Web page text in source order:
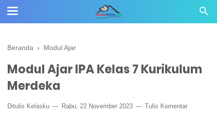
Beranda › Modul Ajar
Modul Ajar IPA Kelas 7 Kurikulum
Merdeka
Ditulis Kelasku Rabu, 22 November 2023 Tulis Komentar